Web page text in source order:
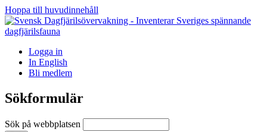
Hoppa till huvudinnehåll
Logga in
In English
Bli medlem
Sökformulär
Sök på webbplatsen